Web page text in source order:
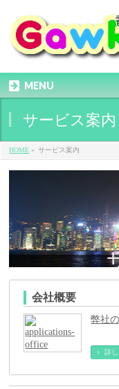
MENU
サービス案内
HOME » サービス案内
会社概要
弊社
詳